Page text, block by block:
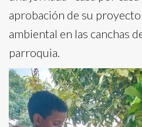
aprobación de su
ambiental en las canchas
parroquia.